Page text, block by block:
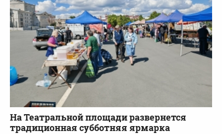
На Театральной площади развернется
традиционная субботняя ярмарка